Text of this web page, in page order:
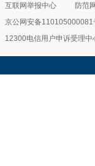
互联网举报中心
防范
京公网安备110105000081
12300电信用户申诉受理中